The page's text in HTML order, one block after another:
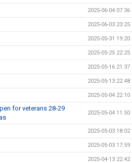
2025-06-04 07:36
2025-06-03 23:25
2025-05-31 19:20
2025-05-25 22:25
2025-05-16 21:37
2025-05-13 22:48
2025-05-04 22:10
for veterans 28-29
2025-05-04 11:50
2025-05-03 18:02
2025-05-03 17:59
2025-04-13 22:42